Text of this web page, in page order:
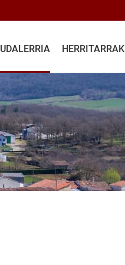
UDALERRIA HERRITARRAK